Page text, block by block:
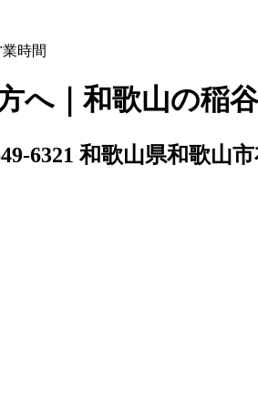
へ｜和歌山の稲
6321 和歌山県和歌山